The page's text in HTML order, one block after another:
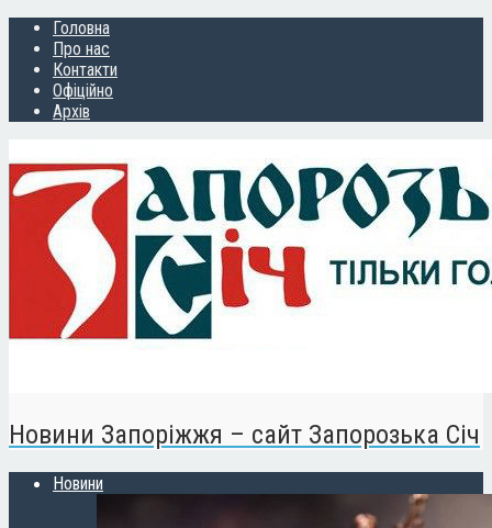
Головна
Про нас
Контакти
Офіційно
Архів
Новини Запоріжжя – сайт Запорозька Січ
Новини